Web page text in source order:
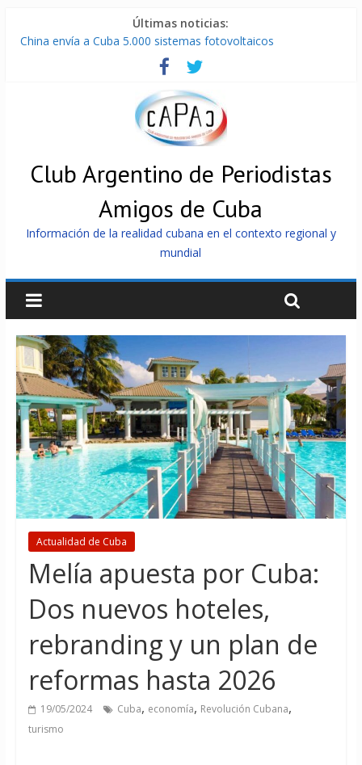
Últimas noticias:
China envía a Cuba 5.000 sistemas fotovoltaicos
Entregan en Cuba equipos fotovoltaicos a familias con niños
ONU gestiona con “varios países interesados” envío de
Cuba, la «Gaza silenciosa»
Encuentro de Partidos Comunistas y Obreros en Cuba
Club Argentino de Periodistas
Amigos de Cuba
Información de la realidad cubana en el contexto regional y
mundial
Actualidad de Cuba
Melía apuesta por Cuba:
Dos nuevos hoteles,
rebranding y un plan de
reformas hasta 2026
19/05/2024 Cuba, economía, Revolución Cubana,
turismo